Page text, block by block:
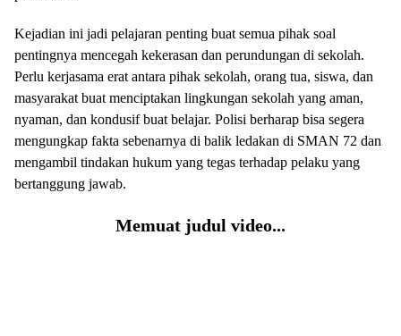
Kejadian ini jadi pelajaran penting buat semua pihak soal
pentingnya mencegah kekerasan dan perundungan di sekolah.
Perlu kerjasama erat antara pihak sekolah, orang tua, siswa, dan
masyarakat buat menciptakan lingkungan sekolah yang aman,
nyaman, dan kondusif buat belajar. Polisi berharap bisa segera
mengungkap fakta sebenarnya di balik ledakan di SMAN 72 dan
mengambil tindakan hukum yang tegas terhadap pelaku yang
bertanggung jawab.
Memuat judul video...